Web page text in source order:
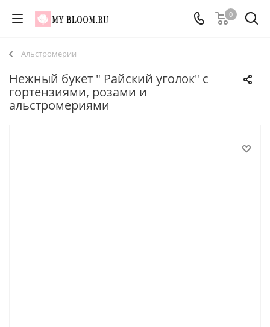
0
Альстромерии
Нежный букет " Райский уголок" с
гортензиями, розами и
альстромериями